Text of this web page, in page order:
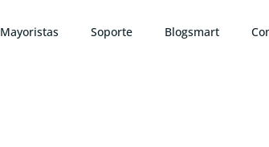
Mayoristas Soporte Blogsmart